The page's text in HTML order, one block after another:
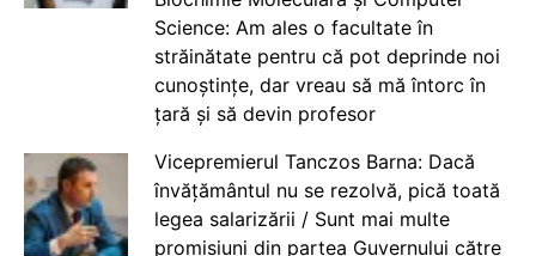
Science: Am ales o facultate în
străinătate pentru că pot deprinde noi
cunoștințe, dar vreau să mă întorc în
țară și să devin profesor
Vicepremierul Tanczos Barna: Dacă
învățământul nu se rezolvă, pică toată
legea salarizării / Sunt mai multe
promisiuni din partea Guvernului către